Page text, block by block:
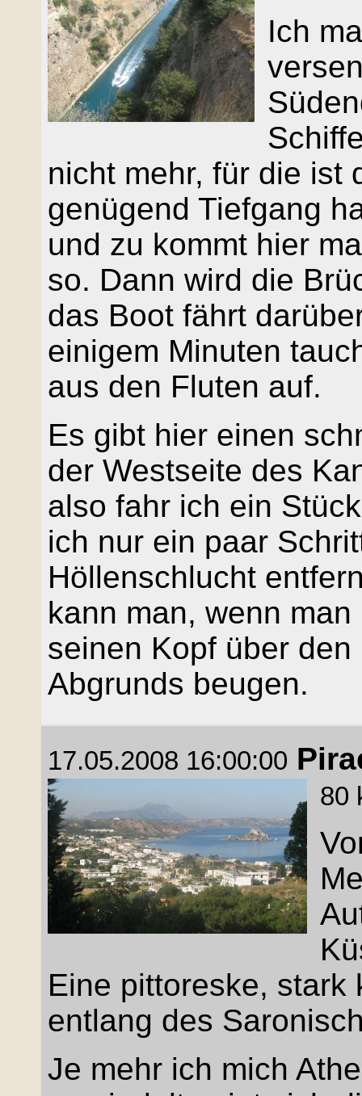
Ich
nicht mehr, für die ist
genügend Tiefgang
und zu kommt hier
so. Dann wird die
das Boot fährt
einigem Minuten
aus den Fluten auf.
Es gibt hier einen
der Westseite des
also fahr ich ein
ich nur ein paar
Höllenschlucht
kann man, wenn
seinen Kopf über
Abgrunds beugen.
17.05.2008 16:00:00
80
Eine pittoreske, stark
entlang des
Je mehr ich mich